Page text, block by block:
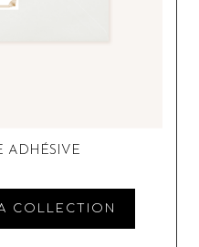
ADHÉSIVE
COLLECTION